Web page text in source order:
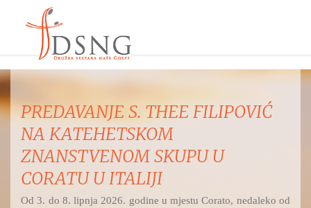
MISNO SLAVLJE IZ ŽUPE
UZVIŠENJA SV. KRIŽA, OSIJEK -
RETFALA I PREDSTAVLJANJE
DSNG
Hrvatski katolički radio na Bijelu nedjelju i svetkovinu